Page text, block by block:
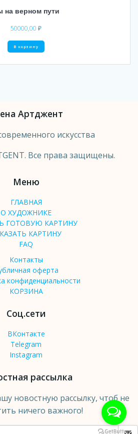
на верном пути
50000,00 ₽
В корзину
Артджент
искусства
Все права защищены.
Меню
ГЛАВНАЯ
О ХУДОЖНИКЕ
ГОТОВУЮ КАРТИНУ
КАРТИНУ
FAQ
Контакты
оферта
конфиденциальности
КОРЗИНА
Соц.сети
ВКонтакте
Telegram
Instagram
рассылка
новостную рассылку, чтоб не
ничего важного!